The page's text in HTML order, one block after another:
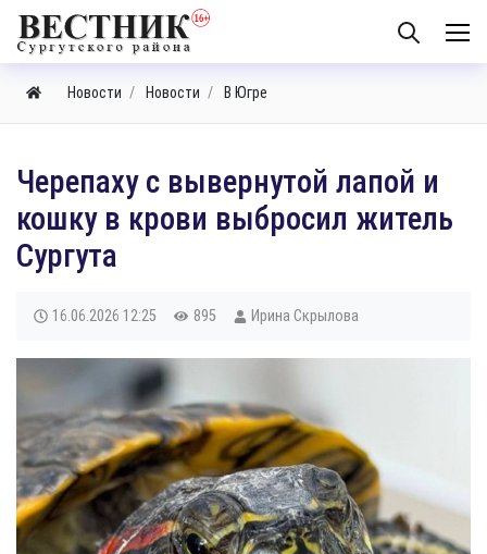
Новости Новости В Югре
Черепаху с вывернутой лапой и
кошку в крови выбросил житель
Сургута
16.06.2026 12:25 895 Ирина Скрылова